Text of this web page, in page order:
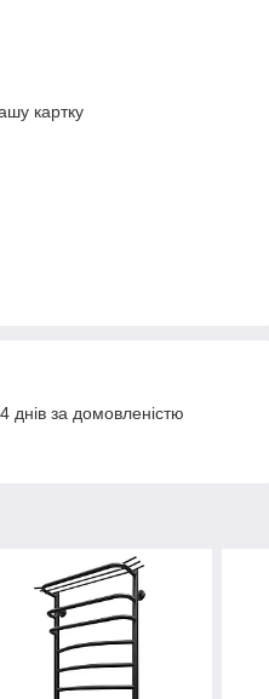
картку
днів за домовленістю